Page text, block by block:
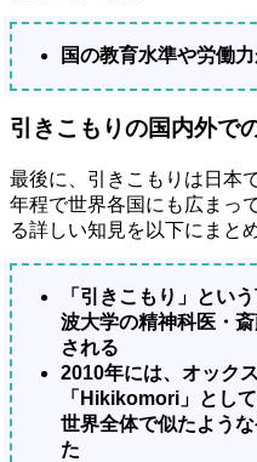
国の教育水準や労働
引きこもりの国内外で
最後に、引きこもりは日本
年程で世界各国にも広まっ
る詳しい知見を以下にまと
「引きこもり」とい
波大学の精神科医・
される
2010年には、オック
「Hikikomori」とし
世界全体で似たよう
た